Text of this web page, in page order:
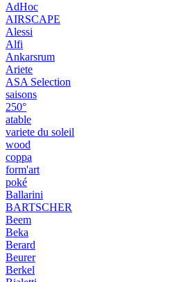
AdHoc
AIRSCAPE
Alessi
Alfi
Ankarsrum
Ariete
ASA Selection
saisons
250°
atable
variete du soleil
wood
coppa
form'art
poké
Ballarini
BARTSCHER
Beem
Beka
Berard
Beurer
Berkel